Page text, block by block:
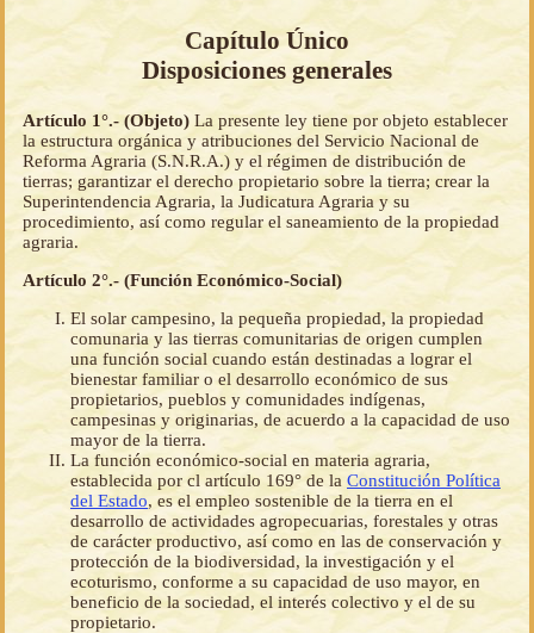
Capítulo Único
Disposiciones generales
Artículo 1°.- (Objeto) La presente ley tiene por objeto establecer
la estructura orgánica y atribuciones del Servicio Nacional de
Reforma Agraria (S.N.R.A.) y el régimen de distribución de
tierras; garantizar el derecho propietario sobre la tierra; crear la
Superintendencia Agraria, la Judicatura Agraria y su
procedimiento, así como regular el saneamiento de la propiedad
agraria.
Artículo 2°.- (Función Económico-Social)
El solar campesino, la pequeña propiedad, la propiedad
comunaria y las tierras comunitarias de origen cumplen
una función social cuando están destinadas a lograr el
bienestar familiar o el desarrollo económico de sus
propietarios, pueblos y comunidades indígenas,
campesinas y originarias, de acuerdo a la capacidad de uso
mayor de la tierra.
La función económico-social en materia agraria,
establecida por cl artículo 169° de la Constitución Política
del Estado, es el empleo sostenible de la tierra en el
desarrollo de actividades agropecuarias, forestales y otras
de carácter productivo, así como en las de conservación y
protección de la biodiversidad, la investigación y el
ecoturismo, conforme a su capacidad de uso mayor, en
beneficio de la sociedad, el interés colectivo y el de su
propietario.